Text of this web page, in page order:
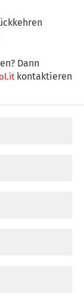
Dann
kontaktieren